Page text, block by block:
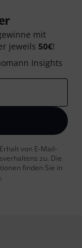
mit
jeweils 50€!
Insights
von E-Mail-
zu. Die
finden Sie in
.